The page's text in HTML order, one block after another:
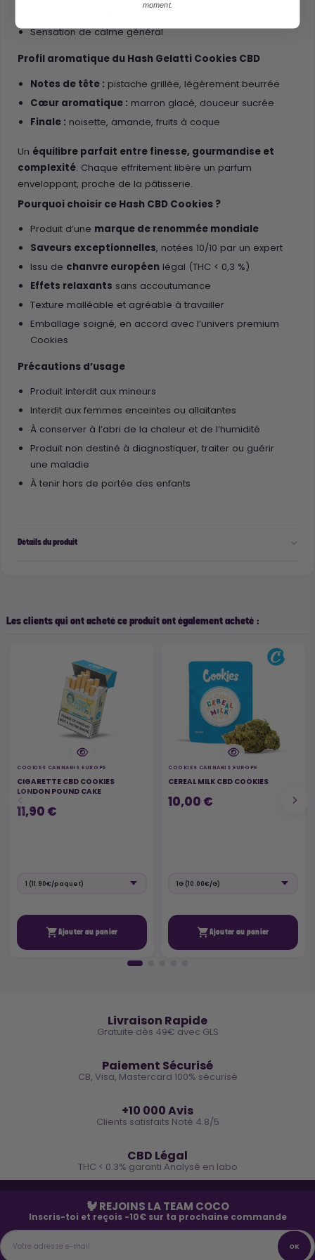
Sensation de calme général
Profil aromatique du Hash Gelatti Cookies CBD
Notes de tête : pistache grillée, légèrement beurrée
Cœur aromatique : marron glacé, douceur sucrée
Finale : noisette, amande, fruits à coque
Un équilibre parfait entre finesse, gourmandise et
complexité. Chaque effritement libère un parfum
enveloppant, proche de la pâtisserie.
Pourquoi choisir ce Hash CBD Cookies ?
Produit d’une marque de renommée mondiale
Saveurs exceptionnelles, notées 10/10 par un expert
Issu de chanvre européen légal (THC < 0,3 %)
Effets relaxants sans accoutumance
Texture malléable et agréable à travailler
Emballage soigné, en accord avec l’univers premium
Cookies
Précautions d’usage
Produit interdit aux mineurs
Interdit aux femmes enceintes ou allaitantes
À conserver à l’abri de la chaleur et de l’humidité
Produit non destiné à diagnostiquer, traiter ou guérir
une maladie
À tenir hors de portée des enfants
Détails du produit
Les clients qui ont acheté ce produit ont également acheté :
COOKIES CANNABIS EUROPE
CIGARETTE CBD COOKIES
LONDON POUND CAKE
11,90 €
Ajouter au panier
COOKIES CANNABIS EUROPE
CEREAL MILK CBD COOKIES
10,00 €
Ajouter au panier
Livraison Rapide
Gratuite dès 49€ avec GLS
Paiement Sécurisé
CB, Visa, Mastercard 100% sécurisé
+10 000 Avis
Clients satisfaits Noté 4.8/5
CBD Légal
THC < 0.3% garanti Analysé en labo
🐓 REJOINS LA TEAM COCO
Inscris-toi et reçois -10€ sur ta prochaine commande
moment.